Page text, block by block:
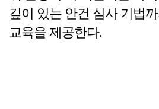
깊이 있는 안건 심사 기법
교육을 제공한다.